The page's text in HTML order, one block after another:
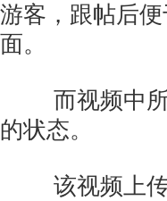
游客，跟帖后
面。
而视频中
的状态。
该视频上